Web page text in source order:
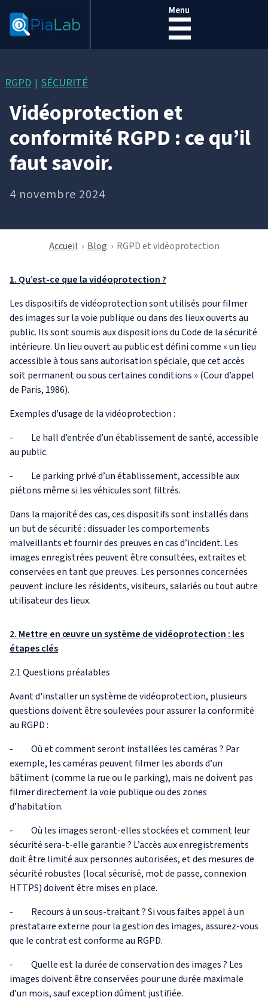
Menu
☰
RGPD | SÉCURITÉ
Vidéoprotection et
conformité RGPD : ce qu’il
faut savoir.
4 novembre 2024
Accueil › Blog › RGPD et vidéoprotection
1. Qu’est-ce que la vidéoprotection ?
Les dispositifs de vidéoprotection sont utilisés pour filmer
des images sur la voie publique ou dans des lieux ouverts au
public. Ils sont soumis aux dispositions du Code de la sécurité
intérieure. Un lieu ouvert au public est défini comme « un lieu
accessible à tous sans autorisation spéciale, que cet accès
soit permanent ou sous certaines conditions » (Cour d’appel
de Paris, 1986).
Exemples d'usage de la vidéoprotection :
- Le hall d’entrée d’un établissement de santé, accessible
au public.
- Le parking privé d’un établissement, accessible aux
piétons même si les véhicules sont filtrés.
Dans la majorité des cas, ces dispositifs sont installés dans
un but de sécurité : dissuader les comportements
malveillants et fournir des preuves en cas d’incident. Les
images enregistrées peuvent être consultées, extraites et
conservées en tant que preuves. Les personnes concernées
peuvent inclure les résidents, visiteurs, salariés ou tout autre
utilisateur des lieux.
2. Mettre en œuvre un système de vidéoprotection : les
étapes clés
2.1 Questions préalables
Avant d'installer un système de vidéoprotection, plusieurs
questions doivent être soulevées pour assurer la conformité
au RGPD :
- Où et comment seront installées les caméras ? Par
exemple, les caméras peuvent filmer les abords d’un
bâtiment (comme la rue ou le parking), mais ne doivent pas
filmer directement la voie publique ou des zones
d’habitation.
- Où les images seront-elles stockées et comment leur
sécurité sera-t-elle garantie ? L’accès aux enregistrements
doit être limité aux personnes autorisées, et des mesures de
sécurité robustes (local sécurisé, mot de passe, connexion
HTTPS) doivent être mises en place.
- Recours à un sous-traitant ? Si vous faites appel à un
prestataire externe pour la gestion des images, assurez-vous
que le contrat est conforme au RGPD.
- Quelle est la durée de conservation des images ? Les
images doivent être conservées pour une durée maximale
d’un mois, sauf exception dûment justifiée.